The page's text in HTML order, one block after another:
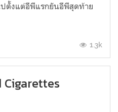
ปตั้งแต่อีพีแรกยันอีพีสุดท้าย
1.3k